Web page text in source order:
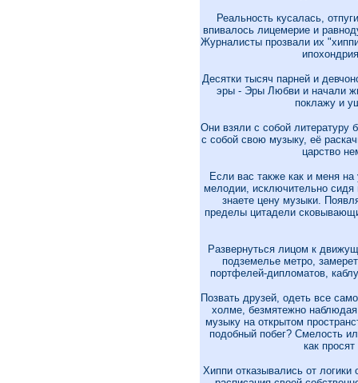
Реальность кусалась,
впивалось лицемерие и
Журналисты прозвали их
Десятки тысяч парней и
эры - Эры Любви и начали
поклажу и
Они взяли с собой литературу
с собой свою музыку, её
царство
Если вас также как и меня
мелодии, исключительно
знаете цену музыки.
пределы цитадели
Развернуться лицом к
подземелье метро,
портфелей-дипломатов,
Позвать друзей, одеть все
холме, безмятежно
музыку на открытом
подобный побег? Смелость
как
Хиппи отказывались от логики